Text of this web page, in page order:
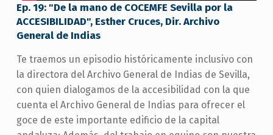
Ep. 19: "De la mano de COCEMFE Sevilla por la
ACCESIBILIDAD", Esther Cruces, Dir. Archivo
General de Indias
Te traemos un episodio históricamente inclusivo con
la directora del Archivo General de Indias de Sevilla,
con quien dialogamos de la accesibilidad con la que
cuenta el Archivo General de Indias para ofrecer el
goce de este importante edificio de la capital